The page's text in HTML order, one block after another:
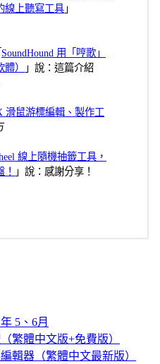
線上聽寫工具 」
SoundHound 用「哼歌」
）
」說：這篇介紹
滑鼠游標編輯、製作工
線上隨機抽籤工具，
」說：感謝分享！
5、6月
繁體中文版+免費版）
輯器（繁體中文最新版）